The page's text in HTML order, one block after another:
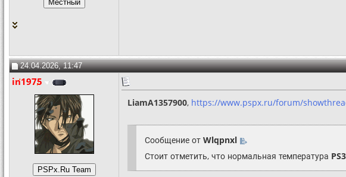
24.04.2026, 11:47
in1975
LiamA1357900, https://www.pspx.ru/forum/
Сообщение от Wlqpnxl
Стоит отметить, что нормальная температура